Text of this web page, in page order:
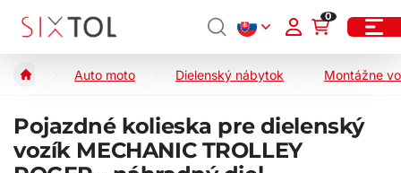
0
Auto moto Dielenský nábytok Montážne
Pojazdné kolieska pre dielenský
vozík MECHANIC TROLLEY